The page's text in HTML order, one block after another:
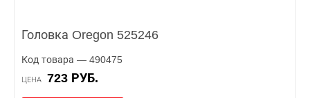
Головка Oregon 525246
Код товара — 490475
ЦЕНА 723 РУБ.